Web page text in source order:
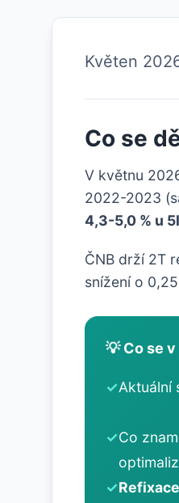
Květen
Co se
V květnu
2022-2023
4,3-5,0 % u
ČNB drží 2T
snížení o
💡 Co se
✓Aktuální
✓Co
✓